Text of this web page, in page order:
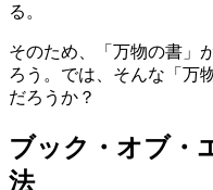
る。
そのため、「万物の書」
ろう。では、そんな「万
だろうか？
ブック・オブ・
法